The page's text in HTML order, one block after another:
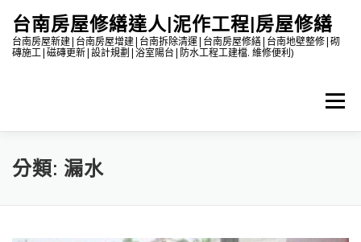
台南房屋修繕達人|泥作工程|房屋修繕
台南房屋新建|台南房屋增建|台南拆除清運|台南房屋修繕|台南地壁整修|砌
磚施工|磁磚更新|設計規劃|浴室陽台|防水工程工建檔. 維修便利)
選單
分類: 漏水